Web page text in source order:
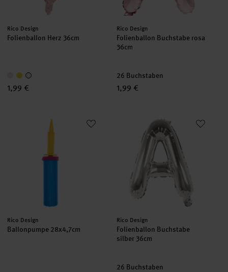
Hersteller:
Rico Design
Folienballon Herz 36cm
1,99 €
Hersteller:
Rico Design
Folienballon Buchstabe rosa
36cm
26 Buchstaben
1,99 €
Ballonpumpe 28x4,7cm
Hersteller:
Rico Design
Ballonpumpe 28x4,7cm
Folienballon Buchstabe silber
Hersteller:
Rico Design
Folienballon Buchstabe
silber 36cm
26 Buchstaben